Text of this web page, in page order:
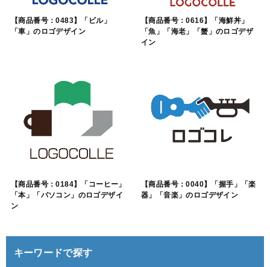
【商品番号：0483】「ビル」
「車」のロゴデザイン
【商品番号：0616】「海鮮丼」
「魚」「海老」「蟹」のロゴデザ
イン
【商品番号：0184】「コーヒー」
「本」「パソコン」のロゴデザイ
ン
【商品番号：0040】「握手」「楽
器」「音楽」のロゴデザイン
キーワードで探す